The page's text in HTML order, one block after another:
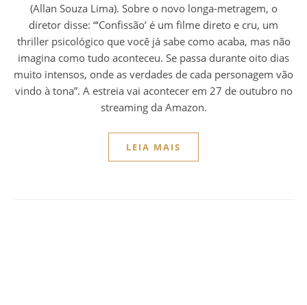
(Allan Souza Lima). Sobre o novo longa-metragem, o
diretor disse: “‘Confissão’ é um filme direto e cru, um
thriller psicológico que você já sabe como acaba, mas não
imagina como tudo aconteceu. Se passa durante oito dias
muito intensos, onde as verdades de cada personagem vão
vindo à tona”. A estreia vai acontecer em 27 de outubro no
streaming da Amazon.
LEIA MAIS